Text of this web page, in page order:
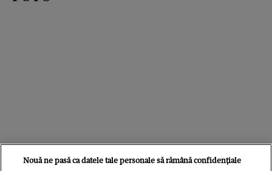
Nouă ne pasă ca datele tale personale să rămână confidențiale